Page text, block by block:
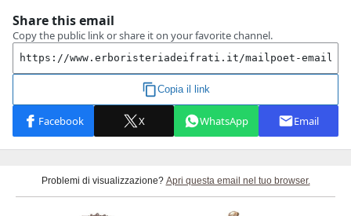
Problemi di visualizzazione? Apri questa email nel tuo browser.